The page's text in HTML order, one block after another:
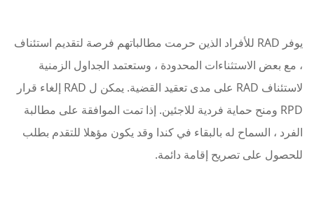
يوفر RAD للأفراد الذين حرمت مطالباتهم فرصة لتقديم استئناف
، مع بعض الاستثناءات المحدودة ، وستعتمد الجداول الزمنية
لاستئناف RAD على مدى تعقيد القضية. يمكن ل RAD إلغاء قرار
RPD ومنح حماية فردية للاجئين. إذا تمت الموافقة على مطالبة
الفرد ، السماح له بالبقاء في كندا وقد يكون مؤهلا للتقدم بطلب
للحصول على تصريح إقامة دائمة.